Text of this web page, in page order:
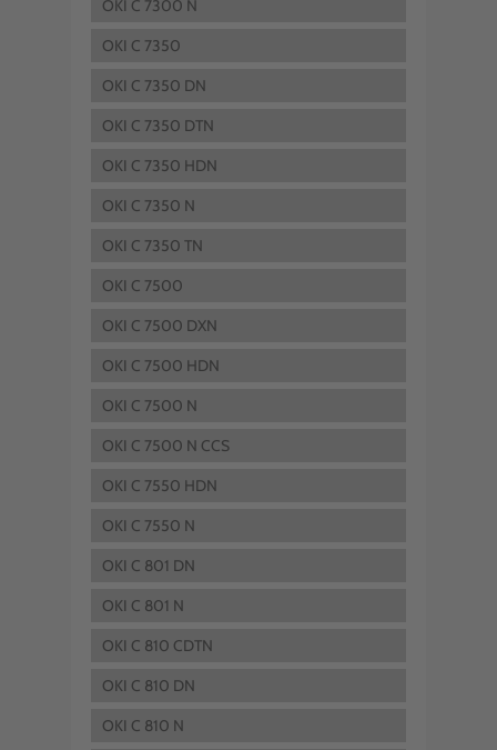
OKI C 7300 N
OKI C 7350
OKI C 7350 DN
OKI C 7350 DTN
OKI C 7350 HDN
OKI C 7350 N
OKI C 7350 TN
OKI C 7500
OKI C 7500 DXN
OKI C 7500 HDN
OKI C 7500 N
OKI C 7500 N CCS
OKI C 7550 HDN
OKI C 7550 N
OKI C 801 DN
OKI C 801 N
OKI C 810 CDTN
OKI C 810 DN
OKI C 810 N